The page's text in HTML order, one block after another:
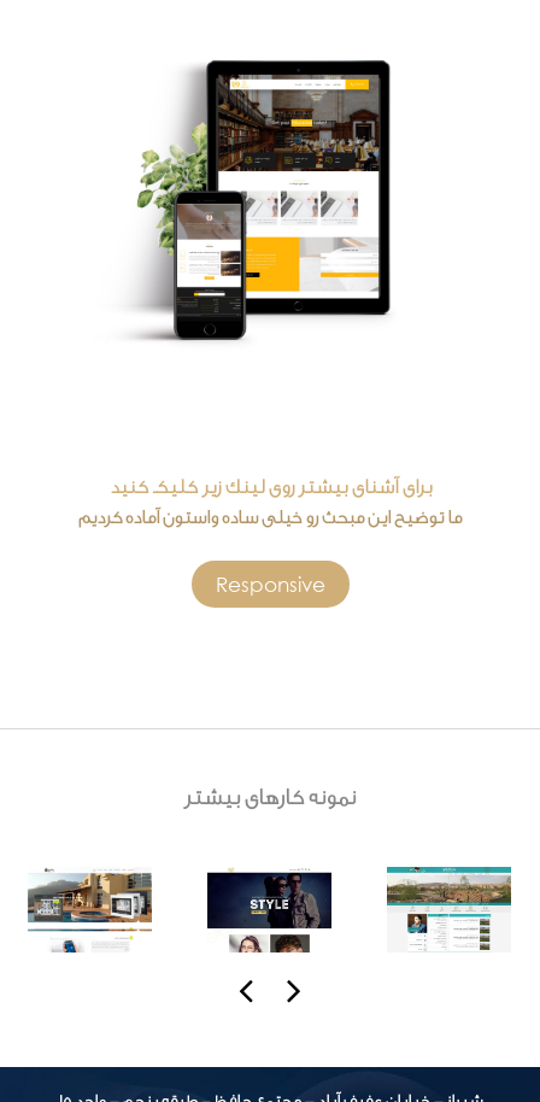
برای آشنای بیشتر روی لینک زیر کلیکـ کنید
ما توضیح این مبحث رو خیلی ساده واستون آماده کردیم
Responsive
نمونه کارهای بیشتر